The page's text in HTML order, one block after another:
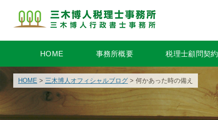
HOME 事務所概要 税理士顧問契約
HOME > 三木博人オフィシャルブログ> 何かあった時の備え